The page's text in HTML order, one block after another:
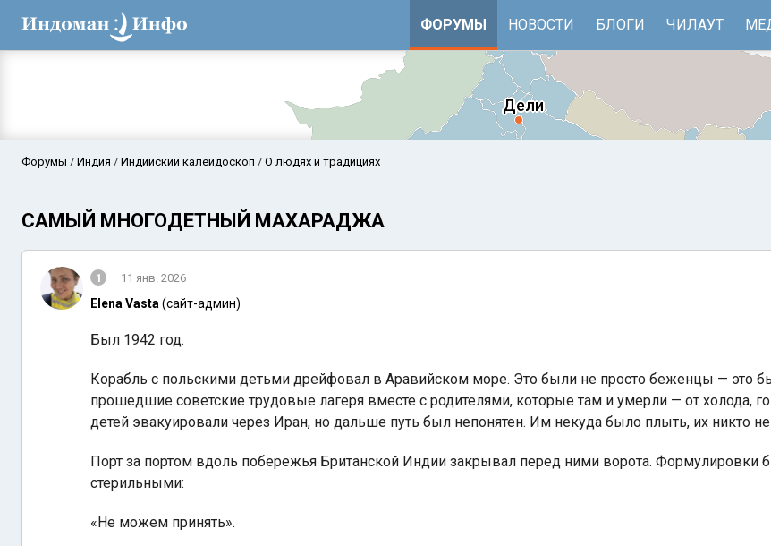
ФОРУМЫ НОВОСТИ БЛОГИ ЧИЛАУТ
Форумы Индия Индийский калейдоскоп О людях и традициях
САМЫЙ МНОГОДЕТНЫЙ МАХАРАДЖА
1 11 янв. 2026
Elena Vasta (сайт-админ)
Был 1942 год.
Корабль с польскими детьми дрейфовал в Аравийском море. Это были не просто беженцы — это
прошедшие советские трудовые лагеря вместе с родителями, которые там и умерли — от холода,
детей эвакуировали через Иран, но дальше путь был непонятен. Им некуда было плыть, их никто
Порт за портом вдоль побережья Британской Индии закрывал перед ними ворота. Формулировки
стерильными:
«Не можем принять».